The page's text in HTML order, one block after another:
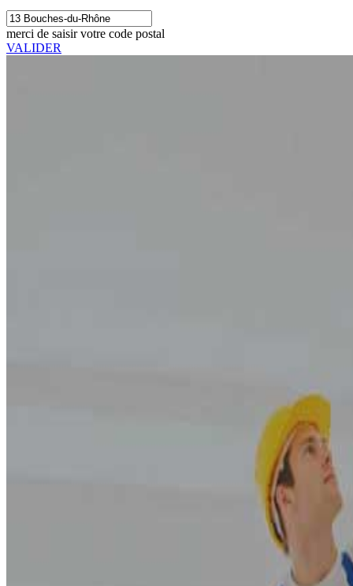
merci de saisir votre code postal
VALIDER